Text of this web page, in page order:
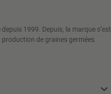
1999. Depuis, la marque s’est
de graines germées